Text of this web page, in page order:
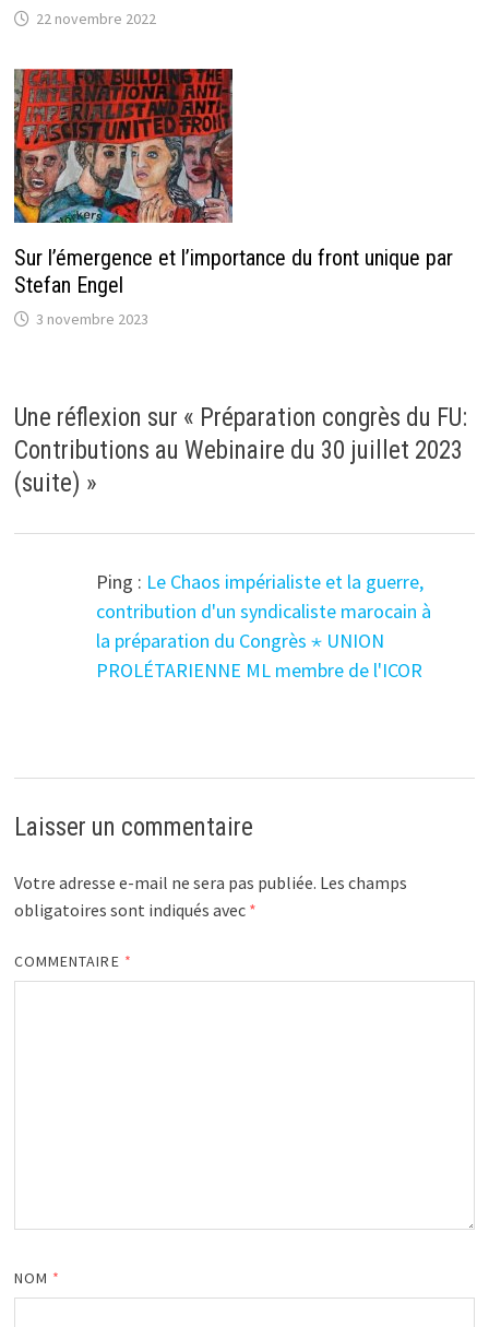
22 novembre 2022
Sur l’émergence et l’importance du front unique par
Stefan Engel
3 novembre 2023
Une réflexion sur « Préparation congrès du FU:
Contributions au Webinaire du 30 juillet 2023
(suite) »
Ping : Le Chaos impérialiste et la guerre,
contribution d'un syndicaliste marocain à
la préparation du Congrès ⋆ UNION
PROLÉTARIENNE ML membre de l'ICOR
Laisser un commentaire
Votre adresse e-mail ne sera pas publiée. Les champs
obligatoires sont indiqués avec *
COMMENTAIRE *
NOM *